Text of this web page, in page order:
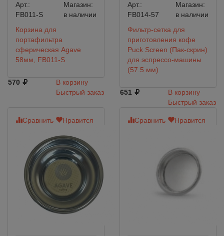
Арт.:
FB011-S
Магазин:
в наличии
Корзина для
портафильтра
сферическая Agave
58мм, FB011-S
570
В корзину
Быстрый заказ
Арт.:
FB014-57
Магазин:
в наличии
Фильтр-сетка для
приготовления кофе
Puck Screen (Пак-скрин)
для эспрессо-машины
(57.5 мм)
651
В корзину
Быстрый заказ
Сравнить Нравится Сравнить Нравится